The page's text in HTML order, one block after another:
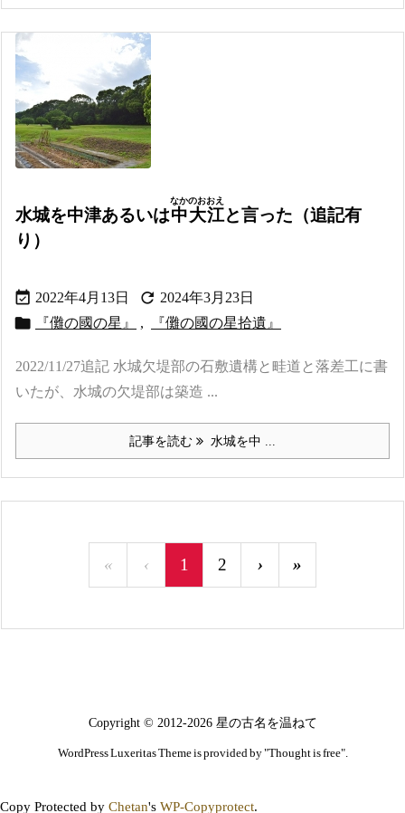
水城を中津あるいは中大江
なかのおおえ
と言った（追記有
り）
 2022年4月13日  2024年3月23日
 『儺の國の星』 , 『儺の國の星拾遺』
2022/11/27追記 水城欠堤部の石敷遺構と畦道と落差工に書
いたが、水城の欠堤部は築造 ...
記事を読む 水城を中 ...
« ‹ 1 2 › »
Copyright © 2012-2026 星の古名を温ねて
WordPress Luxeritas Theme is provided by "Thought is free".
Copy Protected by Chetan's WP-Copyprotect.